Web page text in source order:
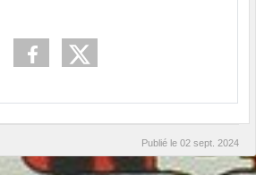
Publié le 02 sept. 2024